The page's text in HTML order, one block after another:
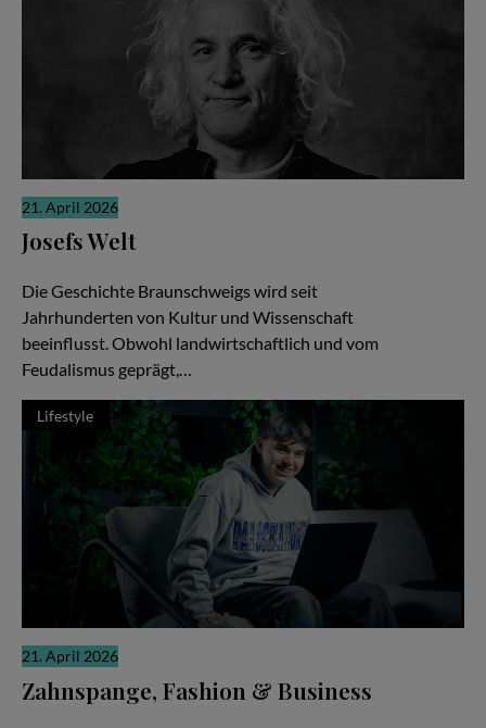
21. April 2026
Josefs Welt
Die Geschichte Braunschweigs wird seit
Jahrhunderten von Kultur und Wissenschaft
beeinflusst. Obwohl landwirtschaftlich und vom
Feudalismus geprägt,…
Lifestyle
21. April 2026
Zahnspange, Fashion & Business